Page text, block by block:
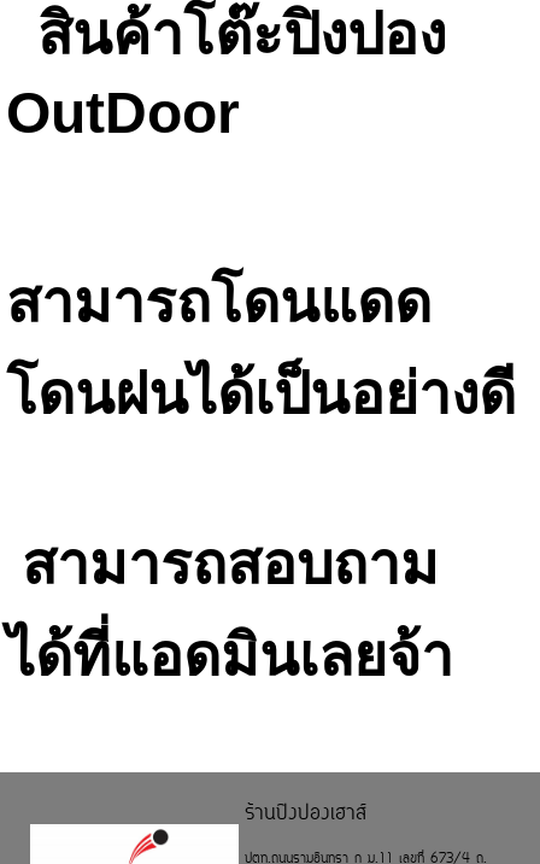
สินค้าโต๊ะปิงปอง
OutDoor
สามารถโดนแดด
โดนฝนได้เป็นอย่างดี
สามารถสอบถาม
ได้ที่แอดมินเลยจ้า
ร้านปิงปองเฮาส์
ปตท.ถนนรามอินทรา ก ม.11 เลขที่ 673/4 ถ.